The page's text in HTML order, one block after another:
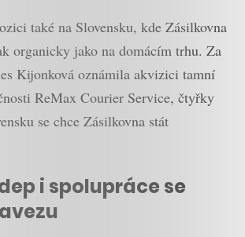
také na Slovensku, kde Zásilkovna
organicky jako na domácím trhu. Za
Kijonková oznámila akvizici tamní
ReMax Courier Service, čtyřky
se chce Zásilkovna stát
i spolupráce se